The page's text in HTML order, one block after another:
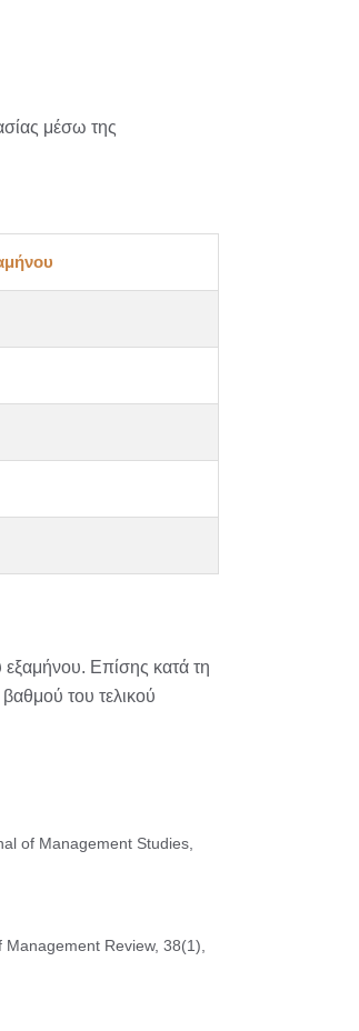
μέσω της
εξαμήνου. Επίσης κατά τη
του τελικού
of Management Studies,
Review, 38(1),